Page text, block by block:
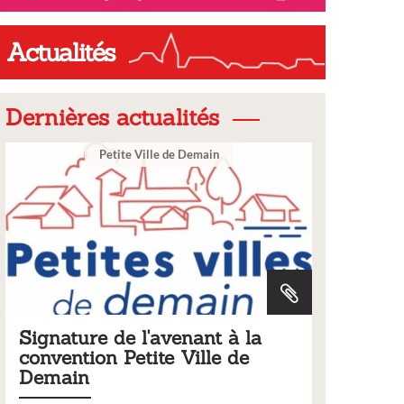
Actualités
Dernières actualités
à la
Ville de
Tarifs 2026 des services
municipaux